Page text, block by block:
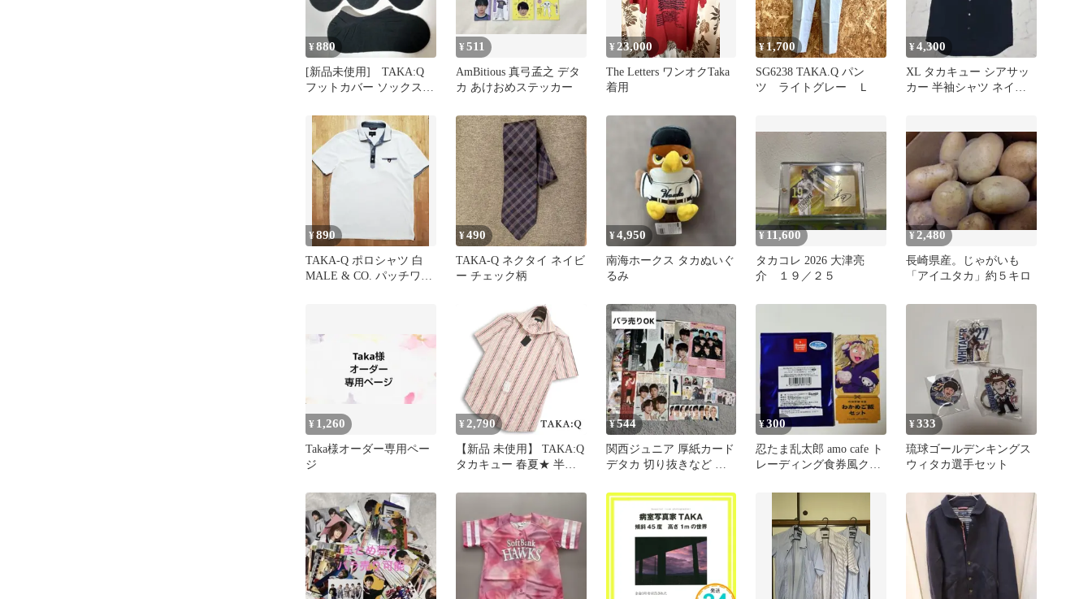
¥880
[新品未使用] TAKA:Q
フットカバー ソックス 3
¥511
AmBitious 真弓孟之 デタ
カ あけおめステッカー
¥ 23,000
The Letters ワンオクTaka
着用
¥1,700
SG6238 TAKA.Q パン
ツ ライトグレー Ｌ
¥4,300
XL タカキュー シアサッ
カー 半袖シャツ ネイビ
¥890
TAKA-Q ポロシャツ 白
MALE & CO. パッチワー
¥490
TAKA-Q ネクタイ ネイビ
ー チェック柄
¥4,950
南海ホークス タカぬいぐ
るみ
¥ 11,600
タカコレ 2026 大津亮
介 １９／２５
¥ 2,480
長崎県産。じゃがいも
「アイユタカ」約５キロ
¥ 1,260
Taka様オーダー専用ペー
ジ
¥ 2,790
【新品 未使用】 TAKA:Q
タカキュー 春夏★ 半袖
メンズ
¥544
関西ジュニア 厚紙カード
デタカ 切り抜きなど グ
¥300
忍たま乱太郎 amo cafe ト
レーディング食券風クリ
¥333
琉球ゴールデンキングス
ウィタカ選手セット